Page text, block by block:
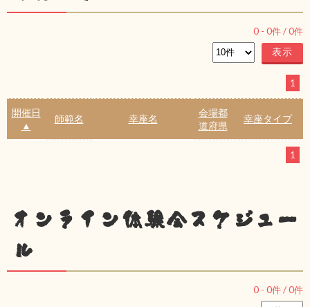
0 - 0件 /0件
1
開催日
▲
師範名 幸座名
会場都
道府県
幸座タイプ
1
オンライン体験会スケジュー
ル
0 - 0件 /0件